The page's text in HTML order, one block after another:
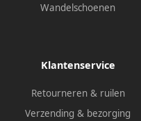
Wandelschoenen
Klantenservice
Retourneren & ruilen
Verzending & bezorging